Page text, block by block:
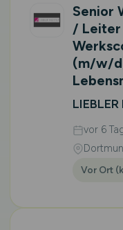
Senior
/ Leiter
(m/w/
vor 6
Vor Ort